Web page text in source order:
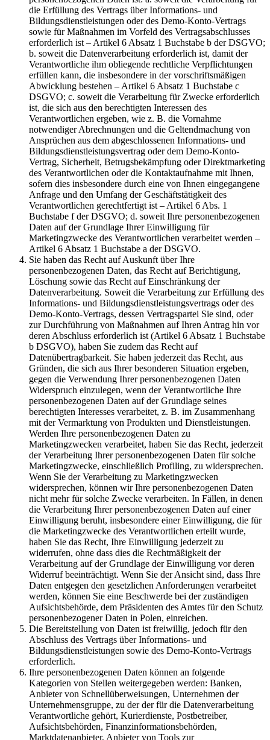
die Erfüllung des Vertrags über Informations- und
Bildungsdienstleistungen oder des Demo-Konto-Vertrags
sowie für Maßnahmen im Vorfeld des Vertragsabschlusses
erforderlich ist – Artikel 6 Absatz 1 Buchstabe b der DSGVO;
b. soweit die Datenverarbeitung erforderlich ist, damit der
Verantwortliche ihm obliegende rechtliche Verpflichtungen
erfüllen kann, die insbesondere in der vorschriftsmäßigen
Abwicklung bestehen – Artikel 6 Absatz 1 Buchstabe c
DSGVO; c. soweit die Verarbeitung für Zwecke erforderlich
ist, die sich aus den berechtigten Interessen des
Verantwortlichen ergeben, wie z. B. die Vornahme
notwendiger Abrechnungen und die Geltendmachung von
Ansprüchen aus dem abgeschlossenen Informations- und
Bildungsdienstleistungsvertrag oder dem Demo-Konto-
Vertrag, Sicherheit, Betrugsbekämpfung oder Direktmarketing
des Verantwortlichen oder die Kontaktaufnahme mit Ihnen,
sofern dies insbesondere durch eine von Ihnen eingegangene
Anfrage und den Umfang der Geschäftstätigkeit des
Verantwortlichen gerechtfertigt ist – Artikel 6 Abs. 1
Buchstabe f der DSGVO; d. soweit Ihre personenbezogenen
Daten auf der Grundlage Ihrer Einwilligung für
Marketingzwecke des Verantwortlichen verarbeitet werden –
Artikel 6 Absatz 1 Buchstabe a der DSGVO.
Sie haben das Recht auf Auskunft über Ihre
personenbezogenen Daten, das Recht auf Berichtigung,
Löschung sowie das Recht auf Einschränkung der
Datenverarbeitung. Soweit die Verarbeitung zur Erfüllung des
Informations- und Bildungsdienstleistungsvertrags oder des
Demo-Konto-Vertrags, dessen Vertragspartei Sie sind, oder
zur Durchführung von Maßnahmen auf Ihren Antrag hin vor
deren Abschluss erforderlich ist (Artikel 6 Absatz 1 Buchstabe
b DSGVO), haben Sie zudem das Recht auf
Datenübertragbarkeit. Sie haben jederzeit das Recht, aus
Gründen, die sich aus Ihrer besonderen Situation ergeben,
gegen die Verwendung Ihrer personenbezogenen Daten
Widerspruch einzulegen, wenn der Verantwortliche Ihre
personenbezogenen Daten auf der Grundlage seines
berechtigten Interesses verarbeitet, z. B. im Zusammenhang
mit der Vermarktung von Produkten und Dienstleistungen.
Werden Ihre personenbezogenen Daten zu
Marketingzwecken verarbeitet, haben Sie das Recht, jederzeit
der Verarbeitung Ihrer personenbezogenen Daten für solche
Marketingzwecke, einschließlich Profiling, zu widersprechen.
Wenn Sie der Verarbeitung zu Marketingzwecken
widersprechen, können wir Ihre personenbezogenen Daten
nicht mehr für solche Zwecke verarbeiten. In Fällen, in denen
die Verarbeitung Ihrer personenbezogenen Daten auf einer
Einwilligung beruht, insbesondere einer Einwilligung, die für
die Marketingzwecke des Verantwortlichen erteilt wurde,
haben Sie das Recht, Ihre Einwilligung jederzeit zu
widerrufen, ohne dass dies die Rechtmäßigkeit der
Verarbeitung auf der Grundlage der Einwilligung vor deren
Widerruf beeinträchtigt. Wenn Sie der Ansicht sind, dass Ihre
Daten entgegen den gesetzlichen Anforderungen verarbeitet
werden, können Sie eine Beschwerde bei der zuständigen
Aufsichtsbehörde, dem Präsidenten des Amtes für den Schutz
personenbezogener Daten in Polen, einreichen.
Die Bereitstellung von Daten ist freiwillig, jedoch für den
Abschluss des Vertrags über Informations- und
Bildungsdienstleistungen sowie des Demo-Konto-Vertrags
erforderlich.
Ihre personenbezogenen Daten können an folgende
Kategorien von Stellen weitergegeben werden: Banken,
Anbieter von Schnellüberweisungen, Unternehmen der
Unternehmensgruppe, zu der der für die Datenverarbeitung
Verantwortliche gehört, Kurierdienste, Postbetreiber,
Aufsichtsbehörden, Finanzinformationsbehörden,
Marktdatenanbieter, Anbieter von Tools zur